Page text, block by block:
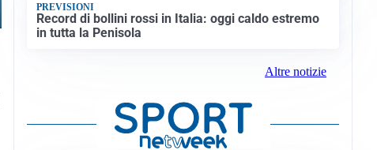
PREVISIONI
Record di bollini rossi in Italia: oggi caldo estremo
in tutta la Penisola
Altre notizie